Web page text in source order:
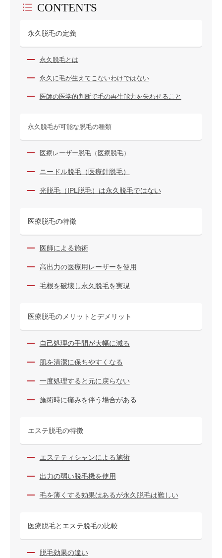
CONTENTS
永久脱毛の定義
永久脱毛とは
永久に毛が生えてこないわけではない
医師の医学的判断で毛の再生能力を失わせること
永久脱毛が可能な脱毛の種類
医療レーザー脱毛（医療脱毛）
ニードル脱毛（医療針脱毛）
光脱毛（IPL脱毛）は永久脱毛ではない
医療脱毛の特徴
医師による施術
高出力の医療用レーザーを使用
毛根を破壊し永久脱毛を実現
医療脱毛のメリットとデメリット
自己処理の手間が大幅に減る
肌を清潔に保ちやすくなる
一度処理すると元に戻らない
施術時に痛みを伴う場合がある
エステ脱毛の特徴
エステティシャンによる施術
出力の弱い脱毛機を使用
毛を薄くする効果はあるが永久脱毛は難しい
医療脱毛とエステ脱毛の比較
脱毛効果の違い